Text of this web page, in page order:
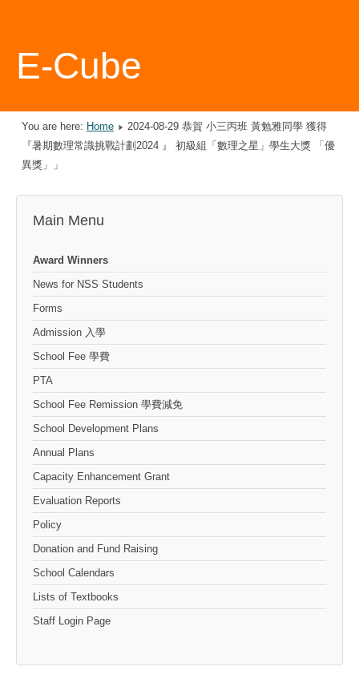
E-Cube
You are here: Home
2024-08-29 恭賀 小三丙班 黃勉雅同學 獲得
『暑期數理常識挑戰計劃2024 』 初級組「數理之星」學生大獎 「優
異獎」」
Main Menu
Award Winners
News for NSS Students
Forms
Admission 入學
School Fee 學費
PTA
School Fee Remission 學費減免
School Development Plans
Annual Plans
Capacity Enhancement Grant
Evaluation Reports
Policy
Donation and Fund Raising
School Calendars
Lists of Textbooks
Staff Login Page